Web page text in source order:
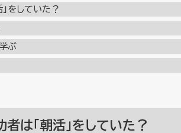
をしていた？
ぶ
は「朝活」をしていた？